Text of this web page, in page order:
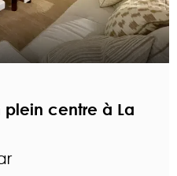
centre à La